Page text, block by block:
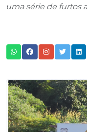
uma série de furtos